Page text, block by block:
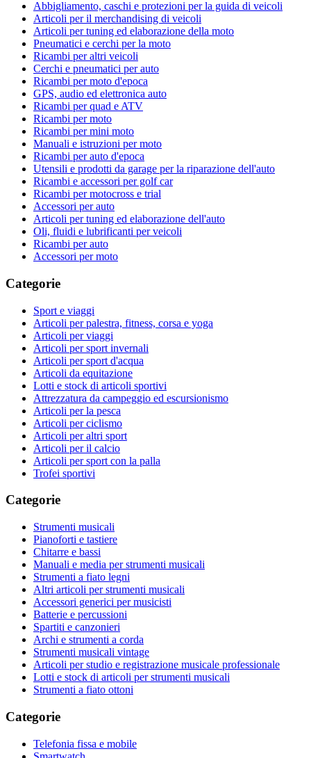
Abbigliamento, caschi e protezioni per la guida di veicoli
Articoli per il merchandising di veicoli
Articoli per tuning ed elaborazione della moto
Pneumatici e cerchi per la moto
Ricambi per altri veicoli
Cerchi e pneumatici per auto
Ricambi per moto d'epoca
GPS, audio ed elettronica auto
Ricambi per quad e ATV
Ricambi per moto
Ricambi per mini moto
Manuali e istruzioni per moto
Ricambi per auto d'epoca
Utensili e prodotti da garage per la riparazione dell'auto
Ricambi e accessori per golf car
Ricambi per motocross e trial
Accessori per auto
Articoli per tuning ed elaborazione dell'auto
Oli, fluidi e lubrificanti per veicoli
Ricambi per auto
Accessori per moto
Categorie
Sport e viaggi
Articoli per palestra, fitness, corsa e yoga
Articoli per viaggi
Articoli per sport invernali
Articoli per sport d'acqua
Articoli da equitazione
Lotti e stock di articoli sportivi
Attrezzatura da campeggio ed escursionismo
Articoli per la pesca
Articoli per ciclismo
Articoli per altri sport
Articoli per il calcio
Articoli per sport con la palla
Trofei sportivi
Categorie
Strumenti musicali
Pianoforti e tastiere
Chitarre e bassi
Manuali e media per strumenti musicali
Strumenti a fiato legni
Altri articoli per strumenti musicali
Accessori generici per musicisti
Batterie e percussioni
Spartiti e canzonieri
Archi e strumenti a corda
Strumenti musicali vintage
Articoli per studio e registrazione musicale professionale
Lotti e stock di articoli per strumenti musicali
Strumenti a fiato ottoni
Categorie
Telefonia fissa e mobile